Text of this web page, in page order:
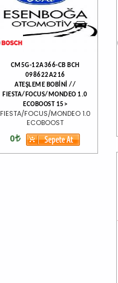
CM5G-12A366-CB BCH
098622A216
ATEŞLEME BOBİNİ //
FIESTA/FOCUS/MONDEO 1.0
ECOBOOST 15>
FIESTA/FOCUS/MONDEO 1.0
ECOBOOST
0